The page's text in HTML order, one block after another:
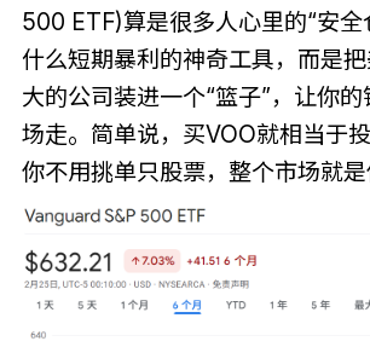
500 ETF)算是很多人心里的“安全
什么短期暴利的神奇工具，而是
大的公司装进一个“篮子”，让你
场走。简单说，买VOO就相当于投
你不用挑单只股票，整个市场就是